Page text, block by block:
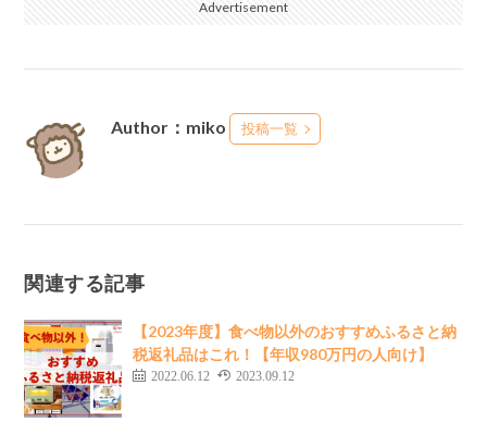
Advertisement
Author：miko 投稿一覧
関連する記事
【2023年度】食べ物以外のおすすめふるさと納
税返礼品はこれ！【年収980万円の人向け】
2022.06.12 2023.09.12